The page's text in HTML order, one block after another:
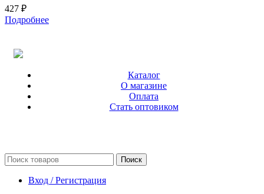
427 ₽
Подробнее
Каталог
О магазине
Оплата
Стать оптовиком
Поиск
Вход / Регистрация